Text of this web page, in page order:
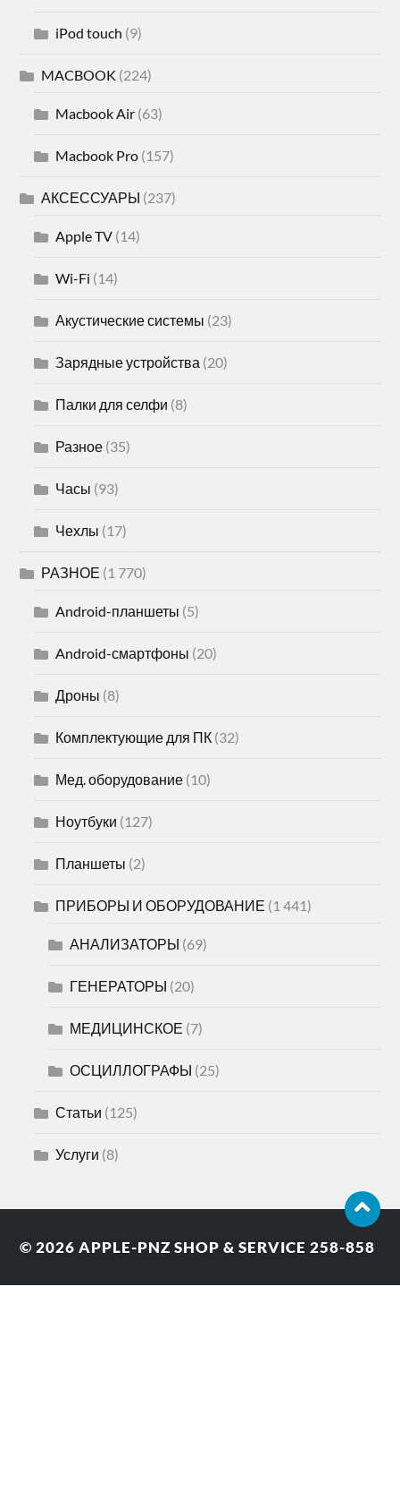
iPod touch (9)
MACBOOK (224)
Macbook Air (63)
Macbook Pro (157)
АКСЕССУАРЫ (237)
Apple TV (14)
Wi-Fi (14)
Акустические системы (23)
Зарядные устройства (20)
Палки для селфи (8)
Разное (35)
Часы (93)
Чехлы (17)
РАЗНОЕ (1 770)
Android-планшеты (5)
Android-смартфоны (20)
Дроны (8)
Комплектующие для ПК (32)
Мед. оборудование (10)
Ноутбуки (127)
Планшеты (2)
ПРИБОРЫ И ОБОРУДОВАНИЕ (1 441)
АНАЛИЗАТОРЫ (69)
ГЕНЕРАТОРЫ (20)
МЕДИЦИНСКОЕ (7)
ОСЦИЛЛОГРАФЫ (25)
Статьи (125)
Услуги (8)
© 2026APPLE-PNZ SHOP & SERVICE 258-858